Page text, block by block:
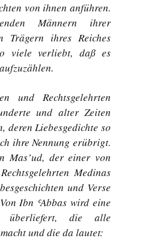
von ihnen anführen.
Männern ihrer
Trägern ihres Reiches
viele verliebt, daß es
und Rechtsgelehrten
und alter Zeiten
deren Liebesgedichte so
ihre Nennung erübrigt.
Mas’ud, der einer von
Medinas
und Verse
Ibn ʿAbbas wird eine
überliefert, die alle
und die da lautet: